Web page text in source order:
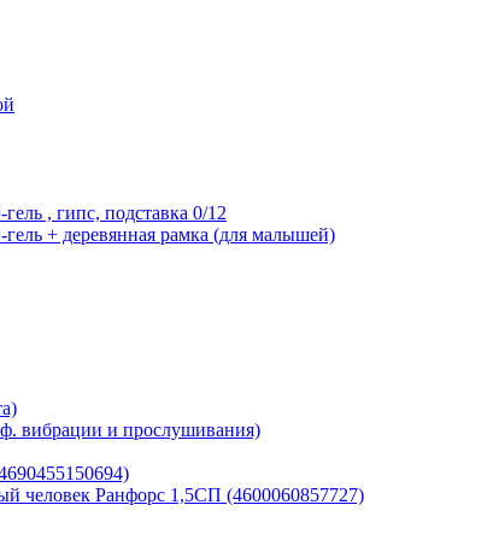
, гипс, подставка 0/12
+ деревянная рамка (для малышей)
вибрации и прослушивания)
человек Ранфорс 1,5СП (4600060857727)